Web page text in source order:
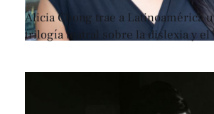
Alicia Chong trae a Latinoamérica
trilogía teatral sobre la dislexia y el